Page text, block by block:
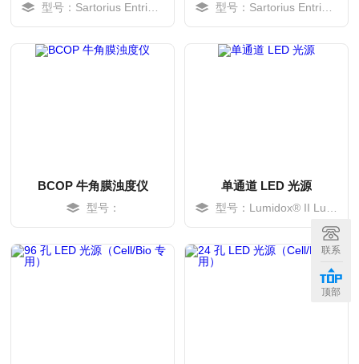
型号：Sartorius Entris® II 型号：Sartorius Entris® II
BCOP 牛角膜浊度仪
型号：
单通道 LED 光源
型号：Lumidox® II LumLamp
联系
顶部